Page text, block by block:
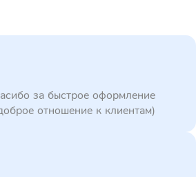
за быстрое оформление
отношение к клиентам)